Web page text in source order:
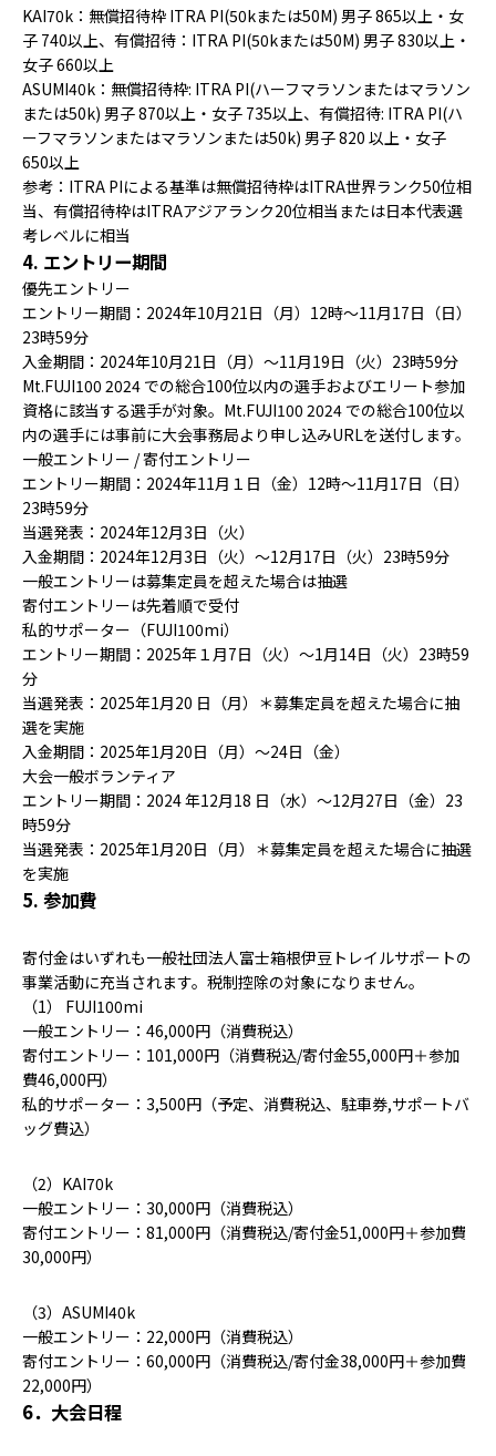
KAI70k：無償招待枠 ITRA PI(50kまたは50M) 男子 865以上・女
子 740以上、有償招待：ITRA PI(50kまたは50M) 男子 830以上・
女子 660以上
ASUMI40k：無償招待枠: ITRA PI(ハーフマラソンまたはマラソン
または50k) 男子 870以上・女子 735以上、有償招待: ITRA PI(ハ
ーフマラソンまたはマラソンまたは50k) 男子 820 以上・女子
650以上
参考：ITRA PIによる基準は無償招待枠はITRA世界ランク50位相
当、有償招待枠はITRAアジアランク20位相当または日本代表選
考レベルに相当
4. エントリー期間
優先エントリー
エントリー期間：2024年10月21日（月）12時～11月17日（日）
23時59分
入金期間：2024年10月21日（月）〜11月19日（火）23時59分
Mt.FUJI100 2024 での総合100位以内の選手およびエリート参加
資格に該当する選手が対象。Mt.FUJI100 2024 での総合100位以
内の選手には事前に大会事務局より申し込みURLを送付します。
一般エントリー / 寄付エントリー
エントリー期間：2024年11月１日（金）12時～11月17日（日）
23時59分
当選発表：2024年12月3日（火）
入金期間：2024年12月3日（火）〜12月17日（火）23時59分
一般エントリーは募集定員を超えた場合は抽選
寄付エントリーは先着順で受付
私的サポーター（FUJI100mi）
エントリー期間：2025年１月7日（火）〜1月14日（火）23時59
分
当選発表：2025年1月20 日（月）＊募集定員を超えた場合に抽
選を実施
入金期間：2025年1月20日（月）〜24日（金）
大会一般ボランティア
エントリー期間：2024 年12月18 日（水）〜12月27日（金）23
時59分
当選発表：2025年1月20日（月）＊募集定員を超えた場合に抽選
を実施
5. 参加費
寄付金はいずれも一般社団法人富士箱根伊豆トレイルサポートの
事業活動に充当されます。税制控除の対象になりません。
（1） FUJI100mi
一般エントリー：46,000円（消費税込）
寄付エントリー：101,000円（消費税込/寄付金55,000円＋参加
費46,000円）
私的サポーター：3,500円（予定、消費税込、駐車券,サポートバ
ッグ費込）
（2）KAI70k
一般エントリー：30,000円（消費税込）
寄付エントリー：81,000円（消費税込/寄付金51,000円＋参加費
30,000円）
（3）ASUMI40k
一般エントリー：22,000円（消費税込）
寄付エントリー：60,000円（消費税込/寄付金38,000円＋参加費
22,000円）
6．大会日程